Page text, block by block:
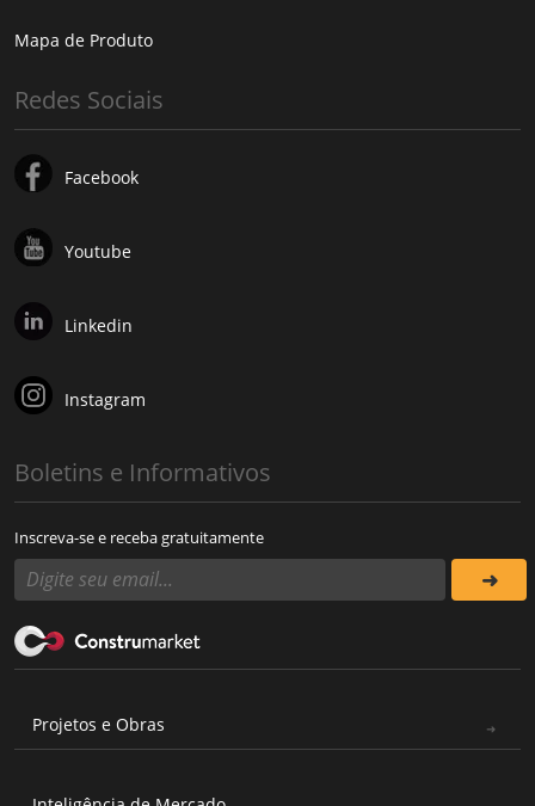
Mapa de Produto
Redes Sociais
Facebook
Youtube
Linkedin
Instagram
Boletins e Informativos
Inscreva-se e receba gratuitamente
Projetos e Obras